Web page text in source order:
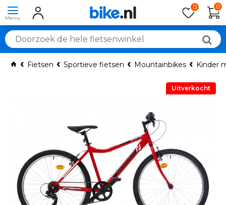
0 0
Fietsen Sportieve fietsen Mountainbikes Kinder
Uitverkocht